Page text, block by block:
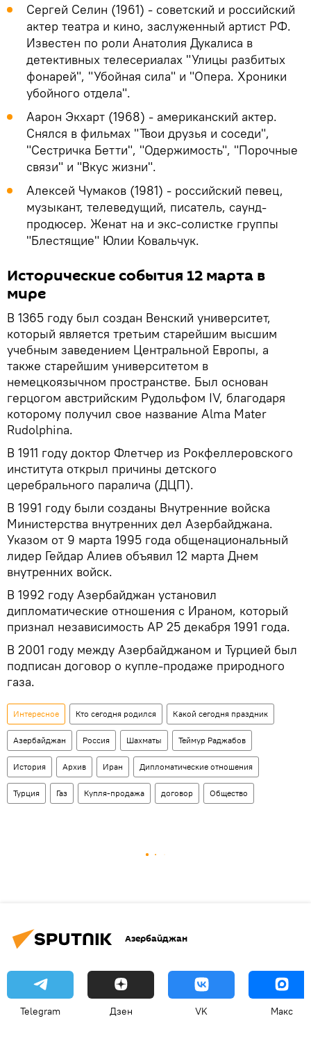
Сергей Селин (1961) - советский и российский
актер театра и кино, заслуженный артист РФ.
Известен по роли Анатолия Дукалиса в
детективных телесериалах "Улицы разбитых
фонарей", "Убойная сила" и "Опера. Хроники
убойного отдела".
Аарон Экхарт (1968) - американский актер.
Снялся в фильмах "Твои друзья и соседи",
"Сестричка Бетти", "Одержимость", "Порочные
связи" и "Вкус жизни".
Алексей Чумаков (1981) - российский певец,
музыкант, телеведущий, писатель, саунд-
продюсер. Женат на и экс-солистке группы
"Блестящие" Юлии Ковальчук.
Исторические события 12 марта в
мире
В 1365 году был создан Венский университет,
который является третьим старейшим высшим
учебным заведением Центральной Европы, а
также старейшим университетом в
немецкоязычном пространстве. Был основан
герцогом австрийским Рудольфом IV, благодаря
которому получил свое название Alma Mater
Rudolphina.
В 1911 году доктор Флетчер из Рокфеллеровского
института открыл причины детского
церебрального паралича (ДЦП).
В 1991 году были созданы Внутренние войска
Министерства внутренних дел Азербайджана.
Указом от 9 марта 1995 года общенациональный
лидер Гейдар Алиев объявил 12 марта Днем
внутренних войск.
В 1992 году Азербайджан установил
дипломатические отношения с Ираном, который
признал независимость АР 25 декабря 1991 года.
В 2001 году между Азербайджаном и Турцией был
подписан договор о купле-продаже природного
газа.
Интересное Кто сегодня родился Какой сегодня праздник
Азербайджан Россия Шахматы Теймур Раджабов
История Архив Иран Дипломатические отношения
Турция Газ Купля-продажа договор Общество
Азербайджан
Telegram Дзен VK Макс